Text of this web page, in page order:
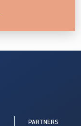
PARTNERS